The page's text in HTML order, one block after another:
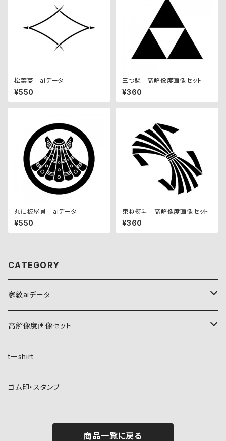
松葉菱 aiデータ
¥550
三つ鱗 高解像度画像セット
¥360
丸に板屋貝 aiデータ
¥550
束ね熨斗 高解像度画像セット
¥360
CATEGORY
家紋aiデータ
自然紋
稲妻
霞
植物紋
葵
動物紋
高解像度画像セット
自然紋
稲妻
植物紋
tーshirt
ゴム印・スタンプ
商品一覧に戻る